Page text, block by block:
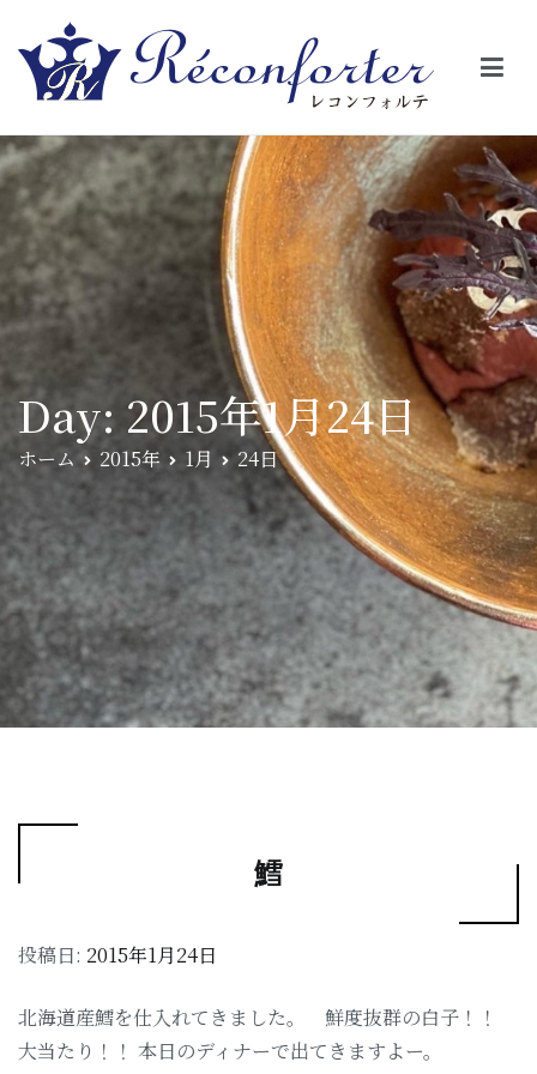
【レコンフォルテ】吹田・千里山/フレンチ（フラ
ンス料理）
絵の様に見える。そんな空間で、ゆっくり素材そのものの旨さを閉
じ込めたフレンチを・・・・・。
Day: 2015年1月24日
ホーム 2015年 1月 24日
鱈
投稿日: 2015年1月24日
北海道産鱈を仕入れてきました。 鮮度抜群の白子！！
大当たり！！ 本日のディナーで出てきますよー。